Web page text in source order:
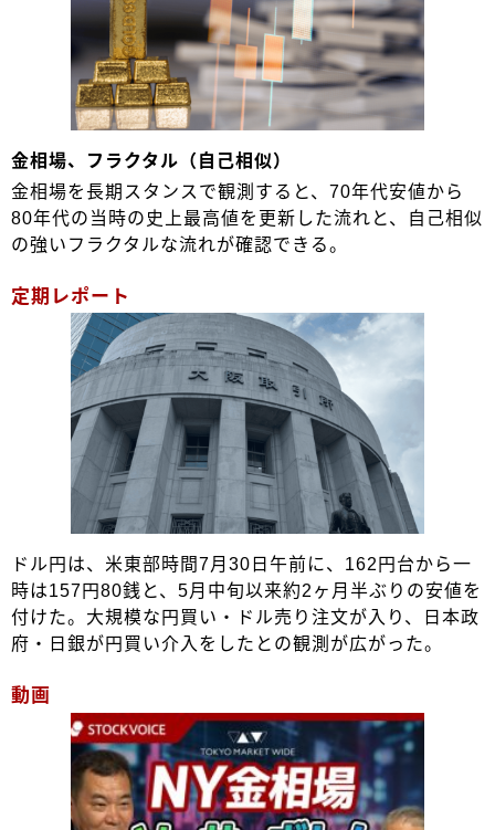
金相場、フラクタル（自己相似）
金相場を長期スタンスで観測すると、70年代安値から
80年代の当時の史上最高値を更新した流れと、自己相似
の強いフラクタルな流れが確認できる。
定期レポート
ドル円は、米東部時間7月30日午前に、162円台から一
時は157円80銭と、5月中旬以来約2ヶ月半ぶりの安値を
付けた。大規模な円買い・ドル売り注文が入り、日本政
府・日銀が円買い介入をしたとの観測が広がった。
動画